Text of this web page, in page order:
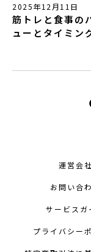
2025年12月11日
筋トレと食事の
ューとタイミン
運営会社
お問い合
サービスガ
プライバシー